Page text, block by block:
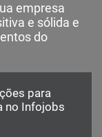
empresa
e sólida e
do
para
no Infojobs